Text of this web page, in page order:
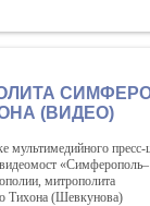
(ВИДЕО)
мультимедийного пресс-
«Симферополь–
митрополита
Тихона (Шевкунова)